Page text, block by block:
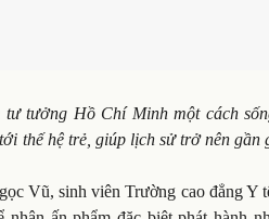
tư tưởng Hồ Chí Minh một cách
thế hệ trẻ, giúp lịch sử trở nên
Vũ, sinh viên Trường cao đẳng Y